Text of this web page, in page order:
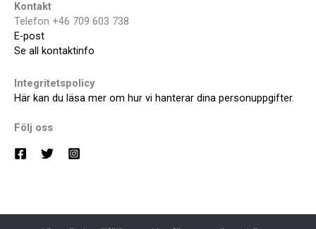
Kontakt
Telefon +46 709 603 738
E-post
Se all kontaktinfo
Integritetspolicy
Här kan du läsa mer om hur vi hanterar dina personuppgifter.
Följ oss